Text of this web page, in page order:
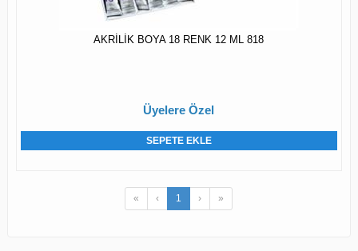
AKRİLİK BOYA 18 RENK 12 ML 818
Üyelere Özel
SEPETE EKLE
« ‹ 1 › »